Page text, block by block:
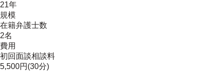
21年
規模
在籍弁護士数
2名
費用
初回面談相談料
5,500円(30分)